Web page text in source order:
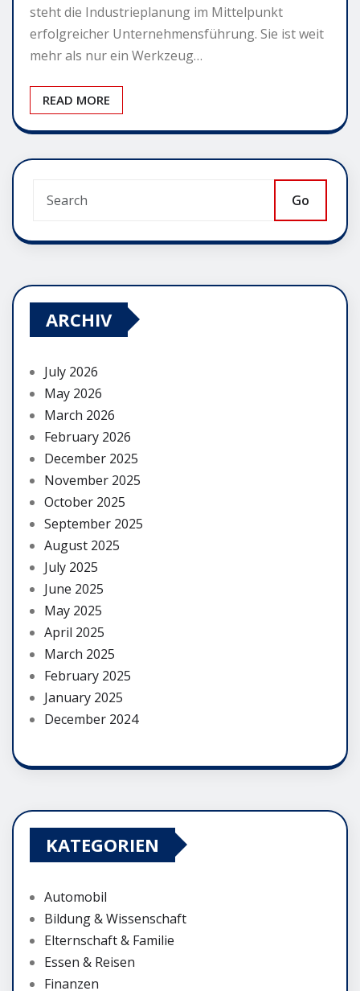
steht die Industrieplanung im Mittelpunkt
erfolgreicher Unternehmensführung. Sie ist weit
mehr als nur ein Werkzeug…
READ MORE
Go
ARCHIV
July 2026
May 2026
March 2026
February 2026
December 2025
November 2025
October 2025
September 2025
August 2025
July 2025
June 2025
May 2025
April 2025
March 2025
February 2025
January 2025
December 2024
KATEGORIEN
Automobil
Bildung & Wissenschaft
Elternschaft & Familie
Essen & Reisen
Finanzen